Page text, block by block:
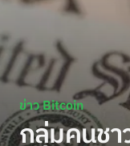
ข่าว Bitcoin
กลุ่มคนชา